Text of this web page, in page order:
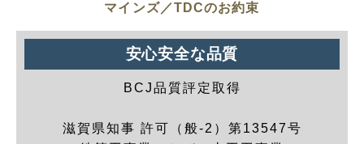
マインズ／TDCのお約束
安心安全な品質
BCJ品質評定取得
滋賀県知事 許可（般-2）第13547号